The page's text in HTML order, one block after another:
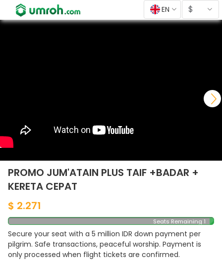
EN $
PROMO JUM'ATAIN PLUS TAIF +BADAR +
KERETA CEPAT
$ 2.271
Seats Remaining 1
Secure your seat with a 5 million IDR down payment per
pilgrim. Safe transactions, peaceful worship. Payment is
only processed when flight tickets are confirmed.